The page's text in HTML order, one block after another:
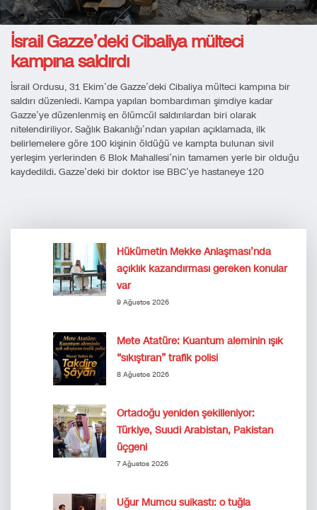
İsrail Gazze’deki Cibaliya mülteci
kampına saldırdı
İsrail Ordusu, 31 Ekim’de Gazze’deki Cibaliya mülteci kampına bir
saldırı düzenledi. Kampa yapılan bombardıman şimdiye kadar
Gazze’ye düzenlenmiş en ölümcül saldırılardan biri olarak
nitelendiriliyor. Sağlık Bakanlığı’ndan yapılan açıklamada, ilk
belirlemelere göre 100 kişinin öldüğü ve kampta bulunan sivil
yerleşim yerlerinden 6 Blok Mahallesi’nin tamamen yerle bir olduğu
kaydedildi. Gazze’deki bir doktor ise BBC’ye hastaneye 120
Hükümetin Mekke Anlaşması’nda
açıklık kazandırması gereken konular
var
9 Ağustos 2026
Mete Atatüre: Kuantum aleminin ışık
“sıkıştıran” trafik polisi
8 Ağustos 2026
Ortadoğu yeniden şekilleniyor:
Türkiye, Suudi Arabistan, Pakistan
üçgeni
7 Ağustos 2026
Uğur Mumcu suikastı: o tuğla